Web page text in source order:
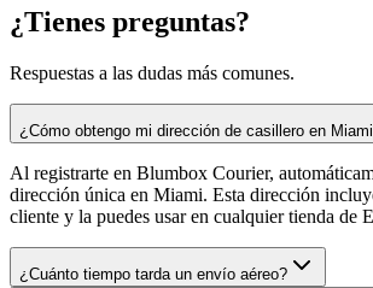
¿Tienes preguntas?
Respuestas a las dudas más comunes.
¿Cómo obtengo mi dirección de casillero en
Al registrarte en Blumbox Courier,
dirección única en Miami. Esta dirección
cliente y la puedes usar en cualquier tienda de
¿Cuánto tiempo tarda un envío aéreo?